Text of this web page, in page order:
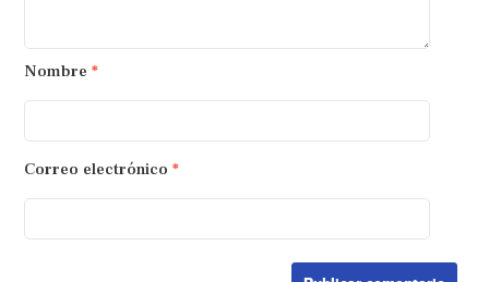
Nombre *
Correo electrónico *